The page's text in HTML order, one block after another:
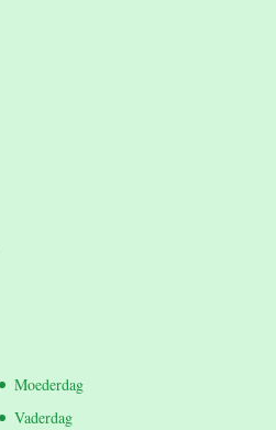
Moederdag
Vaderdag